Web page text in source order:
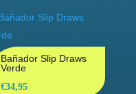
Bañador Slip Draws
Verde
€34,95